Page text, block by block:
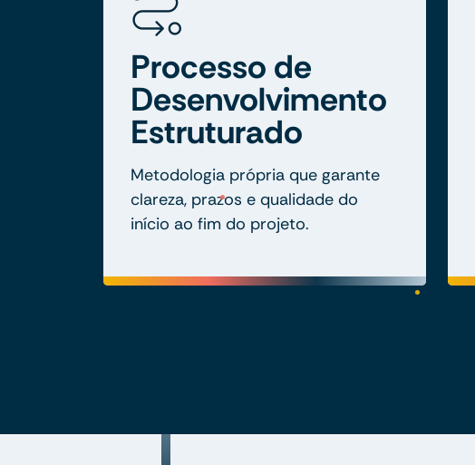
Processo de
Desenvolvimento
Estruturado
Metodologia própria que garante
clareza, prazos e qualidade do
início ao fim do projeto.